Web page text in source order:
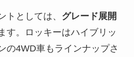
トとしては、 グレード展開
す。ロッキーはハイブリッ
の4WD車もラインナップさ